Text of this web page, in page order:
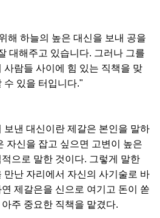
해 하늘의 높은 대신을 보내 공을
대해주고 있습니다. 그러나 그를
사람들 사이에 힘 있는 직책을 맞
수 있을 터입니다."
보낸 대신이란 제갈은 본인을 말하
자신을 잡고 싶으면 고변이 높은
으로 말한 것이다. 그렇게 말한
만난 자리에서 자신의 사기술로 바
제갈은을 신으로 여기고 돈이 쏟
주 중요한 직책을 맡겼다.